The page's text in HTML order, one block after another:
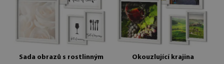
Sada obrazů s rostlinným
Okouzlující krajina